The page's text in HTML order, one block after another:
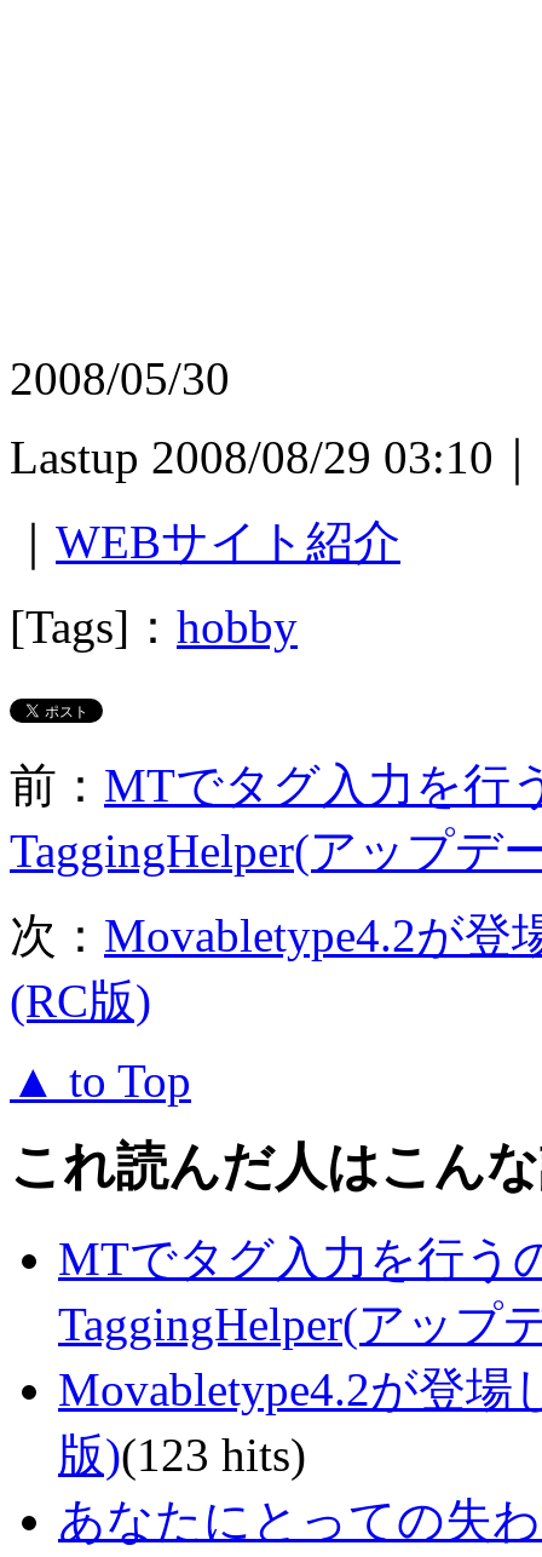
2008/05/30
Lastup 2008/08/29 03:10
WEBサイト紹介
[Tags]： hobby
前： MTでタグ入力を行
TaggingHelper(アップデ
次： Movabletype4.2が
(RC版)
▲ to Top
これ読んだ人はこん
MTでタグ入力を行う
TaggingHelper(アップ
Movabletype4.2が登
版)(123 hits)
あなたにとっての失